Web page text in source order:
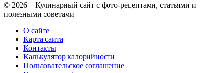
© 2026 – Кулинарный сайт с фото-рецептами, статьями и
полезными советами
О сайте
Карта сайта
Контакты
Калькулятор калорийности
Пользовательское соглашение